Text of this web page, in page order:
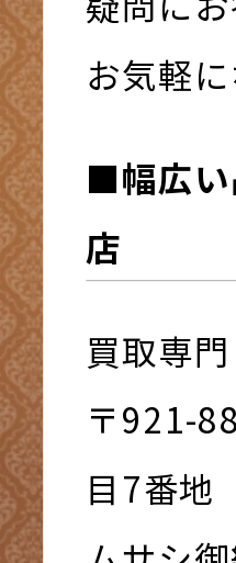
お気軽
■幅広い
店
買取専
〒921-
⽬7番地